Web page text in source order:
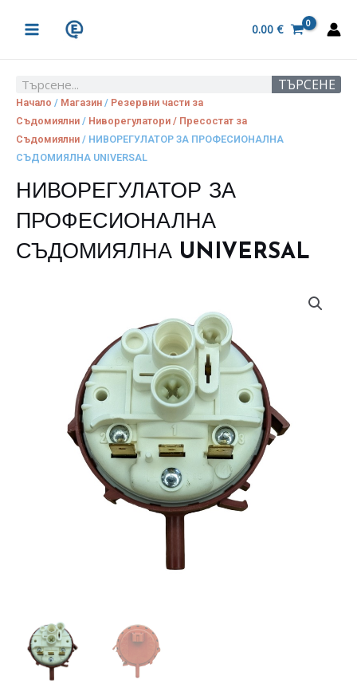
MENU
0.00 €
Search ТЪРСЕНЕ
Начало / Магазин / Резервни части за
Съдомиялни / Ниворегулатори / Пресостат за
Съдомиялни / НИВОРЕГУЛАТОР ЗА ПРОФЕСИОНАЛНА
СЪДОМИЯЛНА UNIVERSAL
НИВОРЕГУЛАТОР ЗА
ПРОФЕСИОНАЛНА
СЪДОМИЯЛНА UNIVERSAL